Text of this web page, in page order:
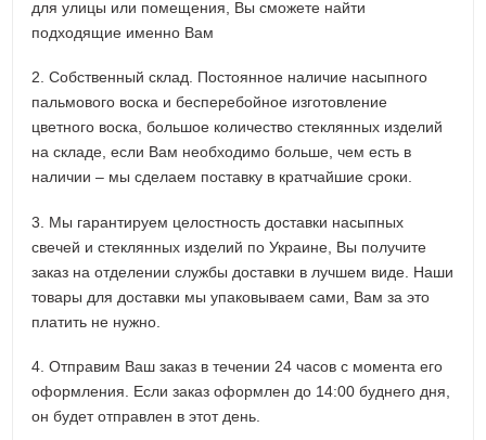
для улицы или помещения, Вы сможете найти
подходящие именно Вам
2. Собственный склад. Постоянное наличие насыпного
пальмового воска и бесперебойное изготовление
цветного воска, большое количество стеклянных изделий
на складе, если Вам необходимо больше, чем есть в
наличии – мы сделаем поставку в кратчайшие сроки.
3. Мы гарантируем целостность доставки насыпных
свечей и стеклянных изделий по Украине, Вы получите
заказ на отделении службы доставки в лучшем виде. Наши
товары для доставки мы упаковываем сами, Вам за это
платить не нужно.
4. Отправим Ваш заказ в течении 24 часов с момента его
оформления. Если заказ оформлен до 14:00 буднего дня,
он будет отправлен в этот день.